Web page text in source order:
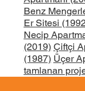
Benz
Er Sitesi
Necip
(2019) Çiftçi
(1987) Üçer
tamlanan